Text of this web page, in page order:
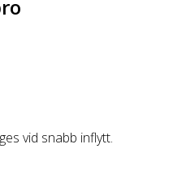
vid snabb inflytt.